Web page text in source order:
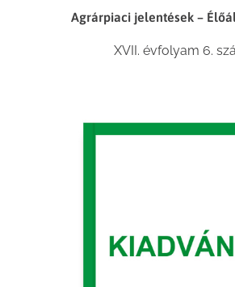
Agrárpiaci jelentések –
XVII. évfolyam 6.